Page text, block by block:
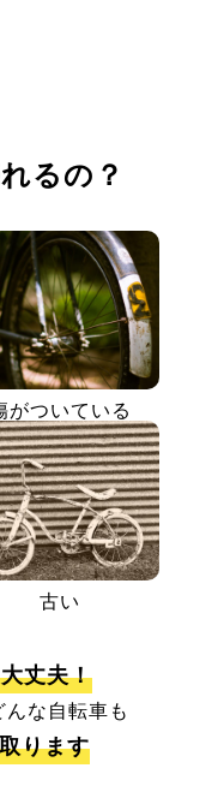
るの？
がついている
古い
丈夫！
な自転車も
ります